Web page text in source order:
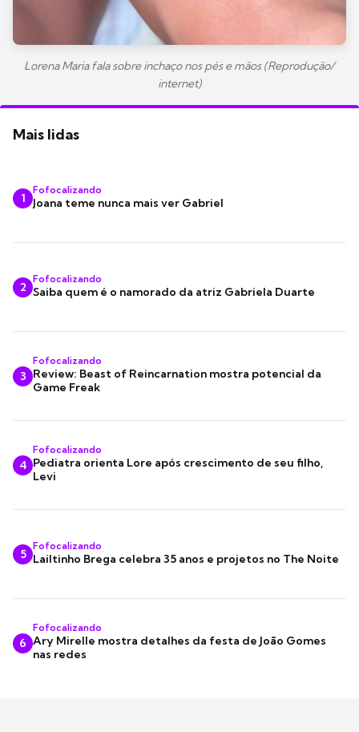
Lorena Maria fala sobre inchaço nos pés e mãos (Reprodução/
internet)
Mais lidas
1
Fofocalizando
Joana teme nunca mais ver Gabriel
2
Fofocalizando
Saiba quem é o namorado da atriz Gabriela Duarte
3
Fofocalizando
Review: Beast of Reincarnation mostra potencial da
Game Freak
4
Fofocalizando
Pediatra orienta Lore após crescimento de seu filho,
Levi
5
Fofocalizando
Lailtinho Brega celebra 35 anos e projetos no The Noite
6
Fofocalizando
Ary Mirelle mostra detalhes da festa de João Gomes
nas redes